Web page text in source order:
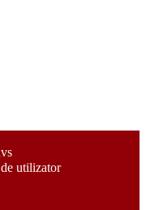
utilizator